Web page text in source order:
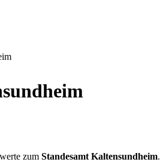
zum Standesamt Kaltensundheim.